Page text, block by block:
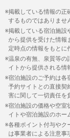
掲載している情報の正
するものではありませ
掲載している宿泊施設
から提供を受けた情報
定時点の情報をもとに
温泉の有無、泉質等の
イトから提供される情
宿泊施設のご予約は各
予約サイトとの直接契
害に関して一切責任を
宿泊施設の価格や空室
イトや宿泊施設のホー
各種ポイント付与やク
は事業者による注意事